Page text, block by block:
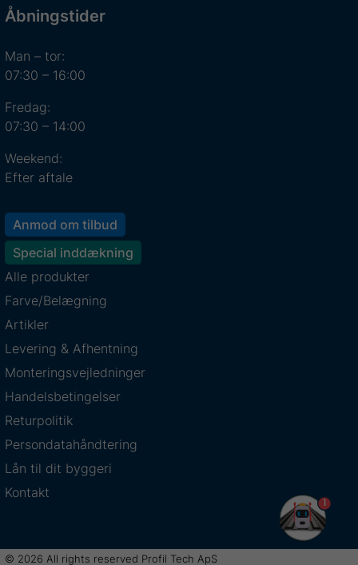
Åbningstider
Man – tor:
07:30 – 16:00
Fredag:
07:30 – 14:00
Weekend:
Efter aftale
Anmod om tilbud
Special inddækning
Alle produkter
Farve/Belægning
Artikler
Levering & Afhentning
Monteringsvejledninger
Handelsbetingelser
Returpolitik
Persondatahåndtering
Lån til dit byggeri
Kontakt
© 2026 All rights reserved Profil Tech ApS
1